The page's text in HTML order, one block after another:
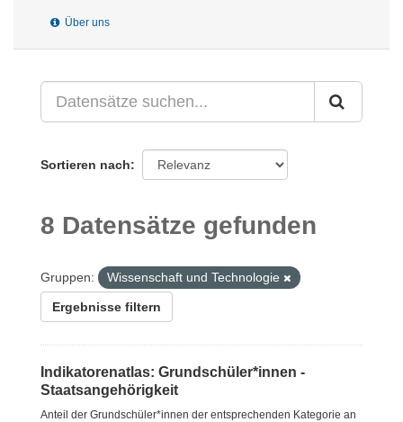
Über uns
Sortieren nach
8 Datensätze gefunden
Gruppen: Wissenschaft und Technologie
Ergebnisse filtern
Indikatorenatlas: Grundschüler*innen -
Staatsangehörigkeit
Anteil der Grundschüler*innen der entsprechenden Kategorie an